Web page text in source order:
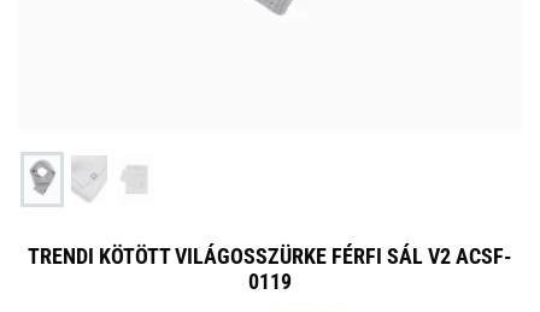
TRENDI KÖTÖTT VILÁGOSSZÜRKE FÉRFI SÁL V2 ACSF-
0119